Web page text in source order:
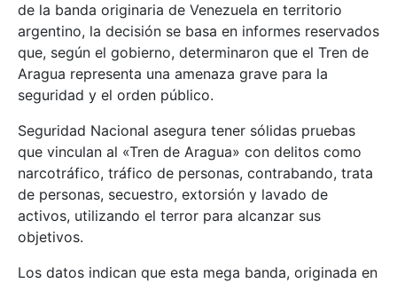
de la banda originaria de Venezuela en territorio
argentino, la decisión se basa en informes reservados
que, según el gobierno, determinaron que el Tren de
Aragua representa una amenaza grave para la
seguridad y el orden público.
Seguridad Nacional asegura tener sólidas pruebas
que vinculan al «Tren de Aragua» con delitos como
narcotráfico, tráfico de personas, contrabando, trata
de personas, secuestro, extorsión y lavado de
activos, utilizando el terror para alcanzar sus
objetivos​.
Los datos indican que esta mega banda, originada en